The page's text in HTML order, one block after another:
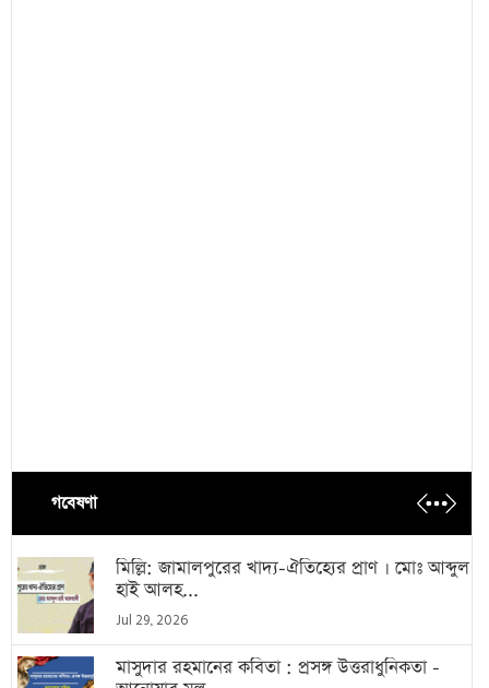
গবেষণা
মিল্লি: জামালপুরের খাদ্য-ঐতিহ্যের প্রাণ । মোঃ আব্দুল
হাই আলহ...
Jul 29, 2026
মাসুদার রহমানের কবিতা : প্রসঙ্গ উত্তরাধুনিকতা -